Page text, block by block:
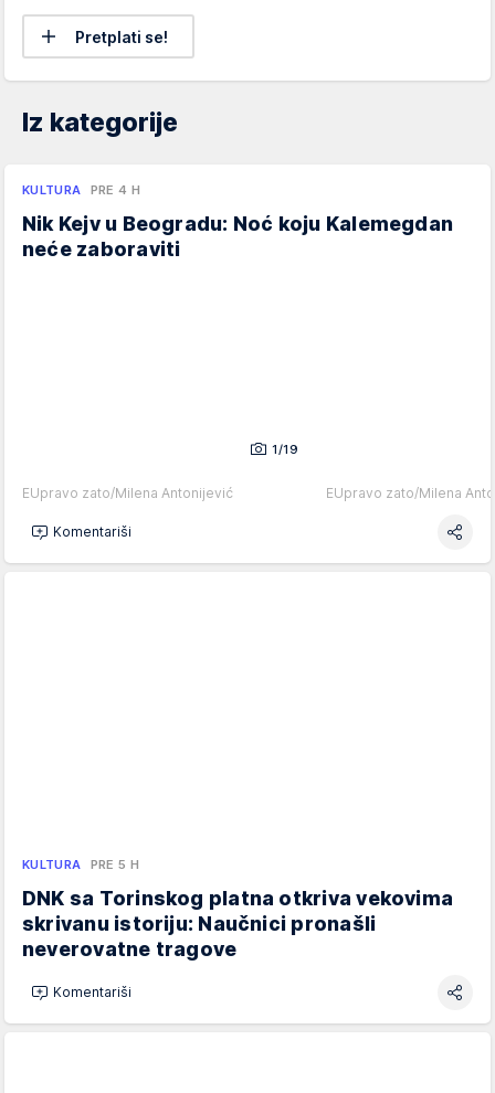
Pretplati se!
Iz kategorije
KULTURA PRE 4 H
Nik Kejv u Beogradu: Noć koju Kalemegdan
neće zaboraviti
1/19
EUpravo zato/Milena Antonijević EUpravo zato/Milena
Komentariši
KULTURA PRE 5 H
DNK sa Torinskog platna otkriva vekovima
skrivanu istoriju: Naučnici pronašli
neverovatne tragove
Komentariši